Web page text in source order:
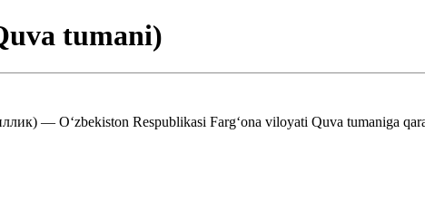
tumani)
— Oʻzbekiston Respublikasi Fargʻona viloyati Quva tumaniga